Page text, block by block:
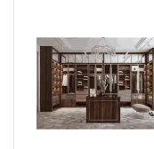
- Showroom 1:160C